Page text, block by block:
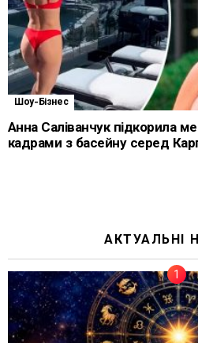
Шоу-Бізнес
Анна Саліванчук підкорила
кадрами з басейну серед
АКТУАЛЬНІ